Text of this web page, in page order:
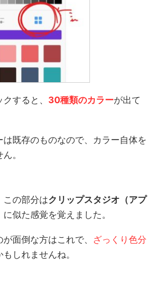
すると、 30種類のカラーが出て
は既存のものなので、カラー自体を
。
この部分はクリップスタジオ（アプ
に似た感覚を覚えました。
面倒な方はこれで、 ざっくり色分
しれませんね。